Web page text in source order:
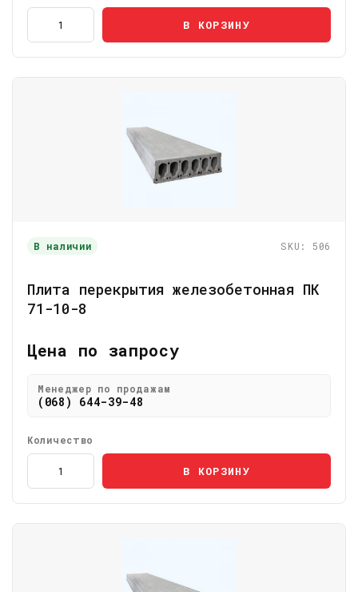
В КОРЗИНУ
В наличии SKU: 506
Плита перекрытия железобетонная ПК
71-10-8
Цена по запросу
Менеджер по продажам
(068) 644-39-48
Количество
В КОРЗИНУ